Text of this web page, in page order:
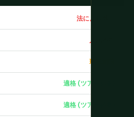
法により禁止
入国不可
現在制限
適格 (ツアー必要)
適格 (ツアー必要)